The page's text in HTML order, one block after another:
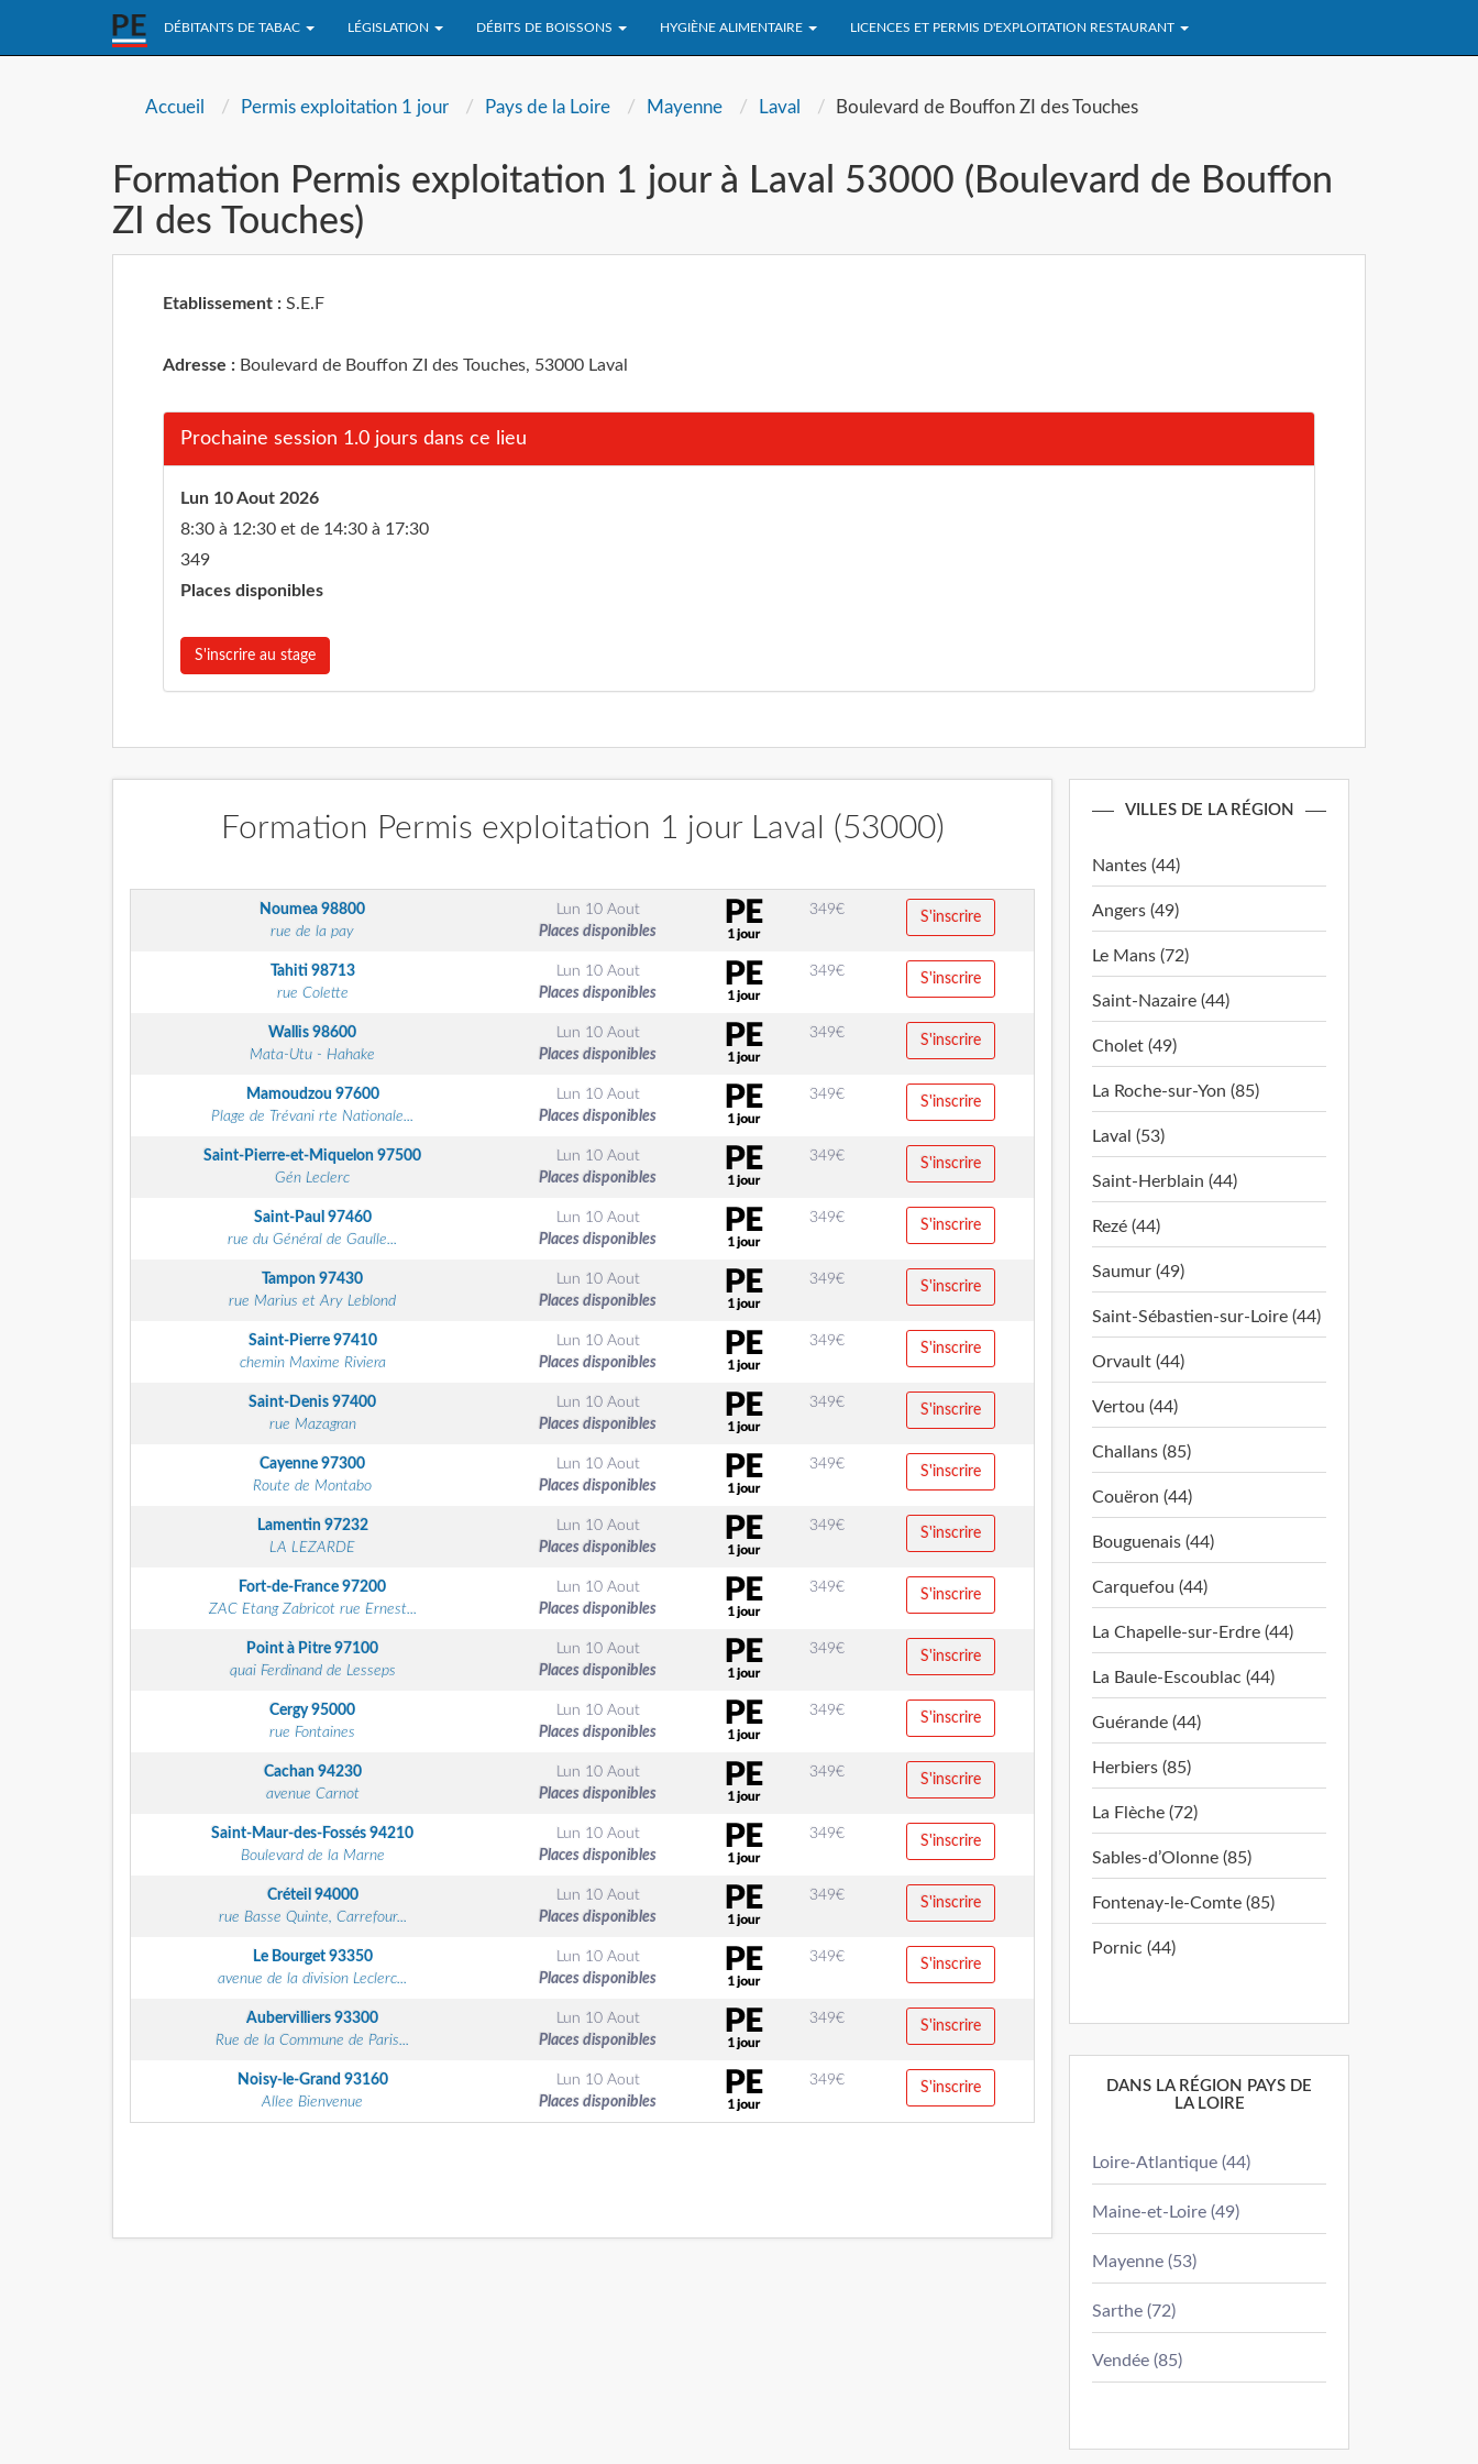
DÉBITANTS DE TABAC LÉGISLATION DÉBITS DE BOISSONS HYGIÈNE ALIMENTAIRE LICENCES ET PERMIS D'EXPLOITATION RESTAURANT
Accueil Permis exploitation 1 jour Pays de la Loire Mayenne Laval Boulevard de Bouffon ZI des Touches
Formation Permis exploitation 1 jour à Laval 53000 (Boulevard de Bouffon
ZI des Touches)
Etablissement : S.E.F
Adresse : Boulevard de Bouffon ZI des Touches, 53000 Laval
Prochaine session 1.0 jours dans ce lieu
Lun 10 Aout 2026
8:30 à 12:30 et de 14:30 à 17:30
349
Places disponibles
S'inscrire au stage
Formation Permis exploitation 1 jour Laval (53000)
Noumea 98800
rue de la pay
Lun 10 Aout
Places disponibles
349€ S'inscrire
Tahiti 98713
rue Colette
Lun 10 Aout
Places disponibles
349€ S'inscrire
Wallis 98600
Mata-Utu - Hahake
Lun 10 Aout
Places disponibles
349€ S'inscrire
Mamoudzou 97600
Plage de Trévani rte Nationale...
Lun 10 Aout
Places disponibles
349€ S'inscrire
Saint-Pierre-et-Miquelon 97500
Gén Leclerc
Lun 10 Aout
Places disponibles
349€ S'inscrire
Saint-Paul 97460
rue du Général de Gaulle...
Lun 10 Aout
Places disponibles
349€ S'inscrire
Tampon 97430
rue Marius et Ary Leblond
Lun 10 Aout
Places disponibles
349€ S'inscrire
Saint-Pierre 97410
chemin Maxime Riviera
Lun 10 Aout
Places disponibles
349€ S'inscrire
Saint-Denis 97400
rue Mazagran
Lun 10 Aout
Places disponibles
349€ S'inscrire
Cayenne 97300
Route de Montabo
Lun 10 Aout
Places disponibles
349€ S'inscrire
Lamentin 97232
LA LEZARDE
Lun 10 Aout
Places disponibles
349€ S'inscrire
Fort-de-France 97200
ZAC Etang Zabricot rue Ernest...
Lun 10 Aout
Places disponibles
349€ S'inscrire
Point à Pitre 97100
quai Ferdinand de Lesseps
Lun 10 Aout
Places disponibles
349€ S'inscrire
Cergy95000
rue Fontaines
Lun 10 Aout
Places disponibles
349€ S'inscrire
Cachan 94230
avenue Carnot
Lun 10 Aout
Places disponibles
349€ S'inscrire
Saint-Maur-des-Fossés 94210
Boulevard de la Marne
Lun 10 Aout
Places disponibles
349€ S'inscrire
Créteil 94000
rue Basse Quinte, Carrefour...
Lun 10 Aout
Places disponibles
349€ S'inscrire
Le Bourget 93350
avenue de la division Leclerc...
Lun 10 Aout
Places disponibles
349€ S'inscrire
Aubervilliers 93300
Rue de la Commune de Paris...
Lun 10 Aout
Places disponibles
349€ S'inscrire
Noisy-le-Grand 93160
Allee Bienvenue
Lun 10 Aout
Places disponibles
349€ S'inscrire
VILLES DE LA RÉGION
Nantes (44)
Angers (49)
Le Mans (72)
Saint-Nazaire (44)
Cholet (49)
La Roche-sur-Yon (85)
Laval (53)
Saint-Herblain (44)
Rezé (44)
Saumur (49)
Saint-Sébastien-sur-Loire (44)
Orvault (44)
Vertou (44)
Challans (85)
Couëron (44)
Bouguenais (44)
Carquefou (44)
La Chapelle-sur-Erdre (44)
La Baule-Escoublac (44)
Guérande (44)
Herbiers (85)
La Flèche (72)
Sables-d’Olonne (85)
Fontenay-le-Comte (85)
Pornic (44)
DANS LA RÉGION PAYS DE
LA LOIRE
Loire-Atlantique (44)
Maine-et-Loire (49)
Mayenne (53)
Sarthe (72)
Vendée (85)